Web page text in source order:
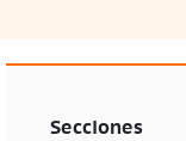
Secciones